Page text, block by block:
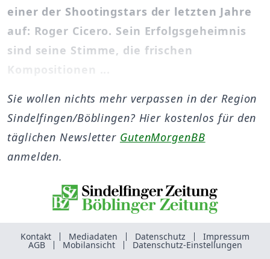
einer der Shootingstars der letzten Jahre
auf: Roger Cicero. Sein Erfolgsgeheimnis
sind seine Stimme, die frischen
Kompositionen ...
Sie wollen nichts mehr verpassen in der Region
Sindelfingen/Böblingen? Hier kostenlos für den
täglichen Newsletter GutenMorgenBB
anmelden.
Kontakt Mediadaten Datenschutz Impressum
AGB Mobilansicht Datenschutz-Einstellungen